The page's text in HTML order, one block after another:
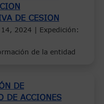
DE CESION
14, 2024 | Expedición:
de la entidad
DE
DE ACCIONES